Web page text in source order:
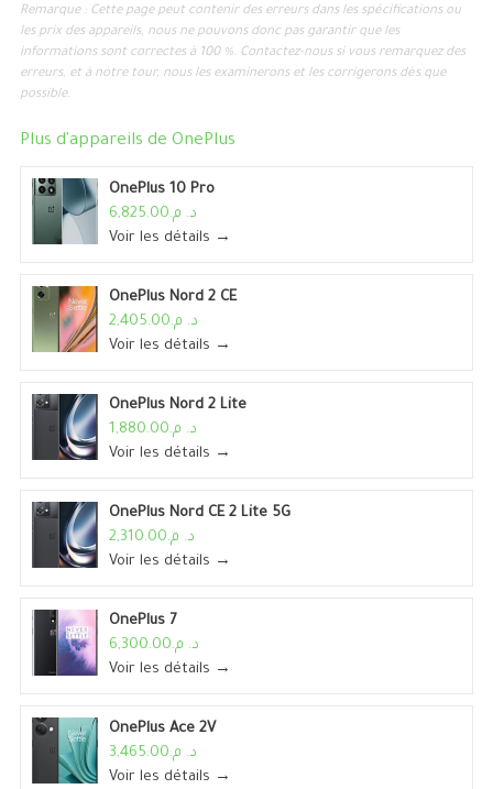
Remarque : Cette page peut contenir des erreurs dans les spécifications ou
les prix des appareils, nous ne pouvons donc pas garantir que les
informations sont correctes à 100 %. Contactez-nous si vous remarquez des
erreurs, et à notre tour, nous les examinerons et les corrigerons dès que
possible.
Plus d'appareils de OnePlus
OnePlus 10 Pro
د. م.6,825.00
Voir les détails →
OnePlus Nord 2 CE
د. م.2,405.00
Voir les détails →
OnePlus Nord 2 Lite
د. م.1,880.00
Voir les détails →
OnePlus Nord CE 2 Lite 5G
د. م.2,310.00
Voir les détails →
OnePlus 7
د. م.6,300.00
Voir les détails →
OnePlus Ace 2V
د. م.3,465.00
Voir les détails →